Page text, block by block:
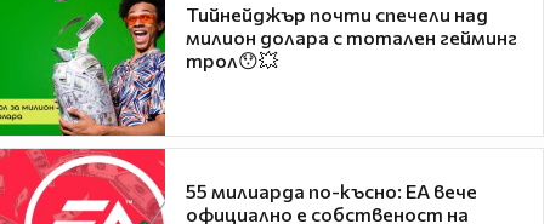
Тийнейджър почти спечели над
милион долара с тотален гейминг
трол😯💥
55 милиарда по-късно: EA вече
официално е собственост на